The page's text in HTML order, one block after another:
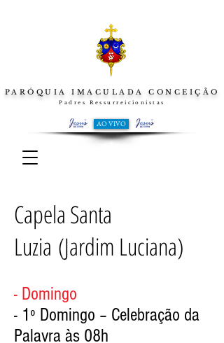
AO VIVO
PARÓQUIA IMACULADA CONCEIÇÃO
Padres Ressurreicionistas
Capela Santa
Luzia (Jardim Luciana)
- Domingo
- 1º Domingo – Celebração da
Palavra às 08h